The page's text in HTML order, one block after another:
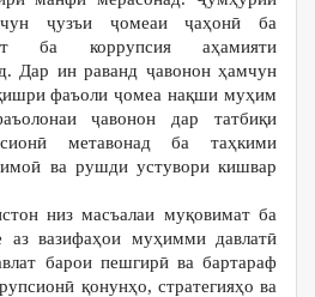
ҷузъи ҷомеаи ҷаҳонӣ ба
ба коррупсия аҳамияти
Дар ин раванд ҷавонон ҳамчун
фаъоли ҷомеа нақши муҳим
ҷавонон дар татбиқи
метавонад ба таҳкими
ва рушди устувори кишвар
низ масъалаи муқовимат ба
аз вазифаҳои муҳимми давлатӣ
барои пешгирӣ ва бартараф
қонунҳо, стратегияҳо ва